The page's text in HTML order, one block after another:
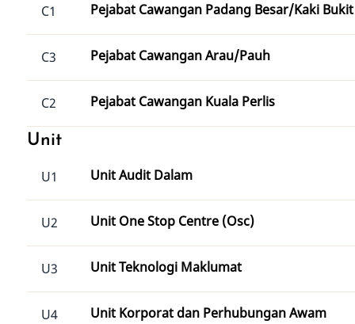
C1 Pejabat Cawangan Padang Besar/Kaki Bukit
C3 Pejabat Cawangan Arau/Pauh
C2 Pejabat Cawangan Kuala Perlis
Unit
U1 Unit Audit Dalam
U2 Unit One Stop Centre (Osc)
U3 Unit Teknologi Maklumat
U4 Unit Korporat dan Perhubungan Awam